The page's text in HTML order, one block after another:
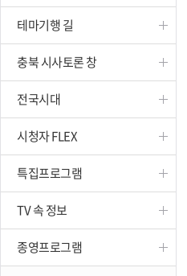
옥천
테마기행 길
충북 시사토론 창
전국시대
시청자 FLEX
특집프로그램
TV 속 정보
종영프로그램